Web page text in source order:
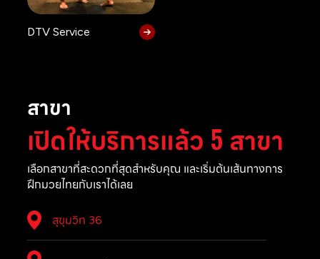
DTV Service
สาขา
เปิดให้บริการแล้ว 5 สาขา
เลือกสาขาที่สะดวกที่สุดสำหรับคุณ และเริ่มต้นเส้นทางการ
ฝึกมวยไทยกับเราได้เลย
สุขุมวิท 36